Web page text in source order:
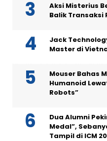
Aksi Misterius
Balik Transaksi
Jack
Master di
Mouser Bahas
Humanoid
Robots”
Dua Alumni
Medal”,
Tampil di ICM